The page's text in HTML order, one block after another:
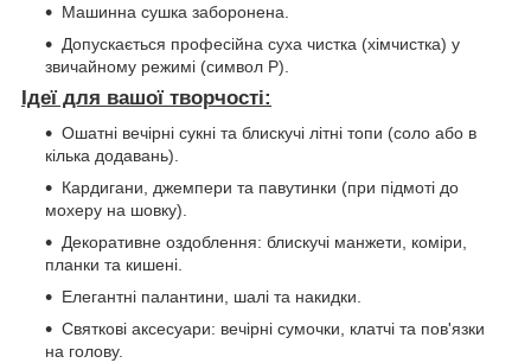
Машинна сушка заборонена.
Допускається професійна суха чистка (хімчистка) у
звичайному режимі (символ P).
Ідеї для вашої творчості:
Ошатні вечірні сукні та блискучі літні топи (соло або в
кілька додавань).
Кардигани, джемпери та павутинки (при підмоті до
мохеру на шовку).
Декоративне оздоблення: блискучі манжети, коміри,
планки та кишені.
Елегантні палантини, шалі та накидки.
Святкові аксесуари: вечірні сумочки, клатчі та пов'язки
на голову.